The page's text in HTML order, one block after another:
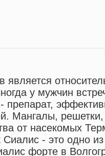
является
у мужчин
препарат,
Мангалы,
от насекомых
Сиалис - это одно
форте в